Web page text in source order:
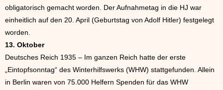
obligatorisch gemacht worden. Der Aufnahmetag in die HJ war
einheitlich auf den 20. April (Geburtstag von Adolf Hitler) festgelegt
worden.
13. Oktober
Deutsches Reich 1935 – Im ganzen Reich hatte der erste
„Eintopfsonntag“ des Winterhilfswerks (WHW) stattgefunden. Allein
in Berlin waren von 75.000 Helfern Spenden für das WHW